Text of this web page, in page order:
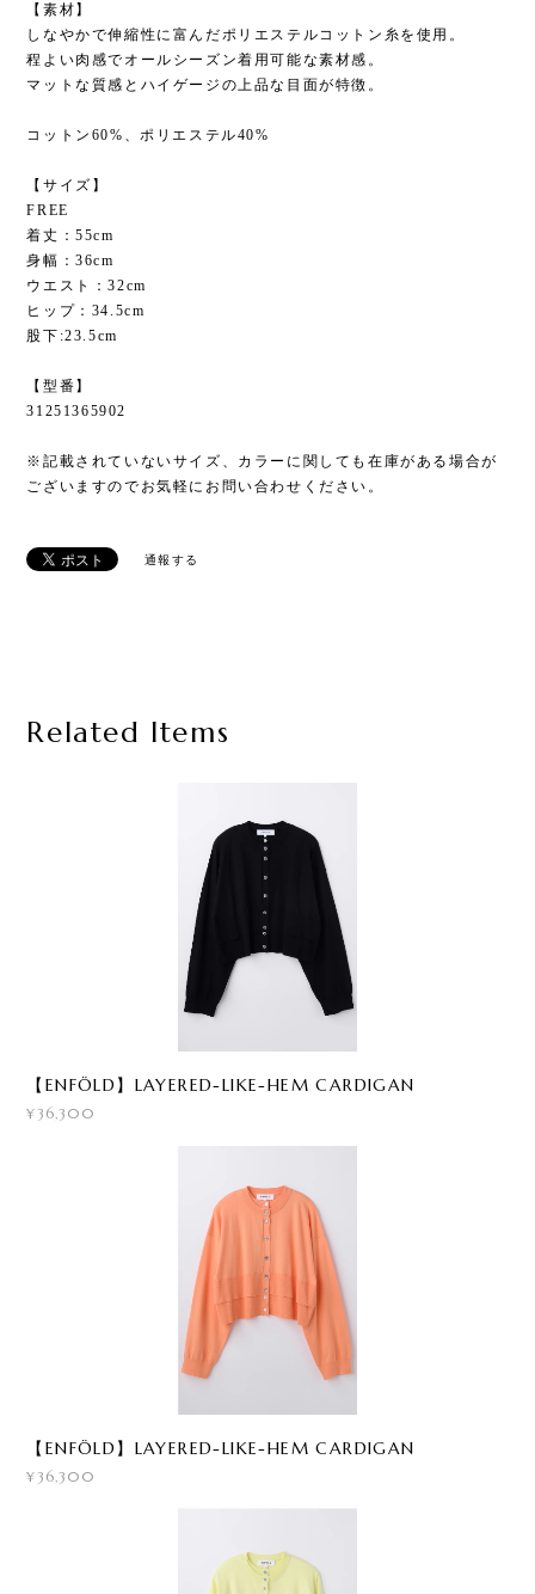
【素材】
しなやかで伸縮性に富んだポリエステルコットン糸を使用。
程よい肉感でオールシーズン着用可能な素材感。
マットな質感とハイゲージの上品な目面が特徴。
コットン60%、ポリエステル40%
【サイズ】
FREE
着丈：55cm
身幅：36cm
ウエスト：32cm
ヒップ：34.5cm
股下:23.5cm
【型番】
31251365902
※記載されていないサイズ、カラーに関しても在庫がある場合が
ございますのでお気軽にお問い合わせください。
通報する
Related Items
【ENFÖLD】LAYERED-LIKE-HEM CARDIGAN
¥36,300
【ENFÖLD】LAYERED-LIKE-HEM CARDIGAN
¥36,300